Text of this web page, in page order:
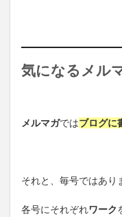
気になるメル
メルマガではブログに
それと、毎号ではあり
各号にそれぞれワーク